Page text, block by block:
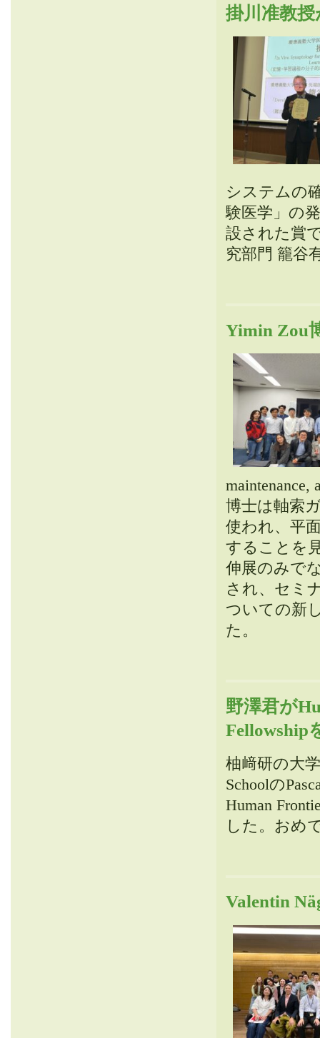
掛川准教
システムの
験医学」の
設された賞
究部門 籠谷
Yimin Zou
maintenance,
博士は軸索
使われ、平
することを
伸展のみで
され、セミ
ついての新
た。
野澤君が
Fellowship
柚﨑研の大
Schoolの
Human
した。おめ
Valentin